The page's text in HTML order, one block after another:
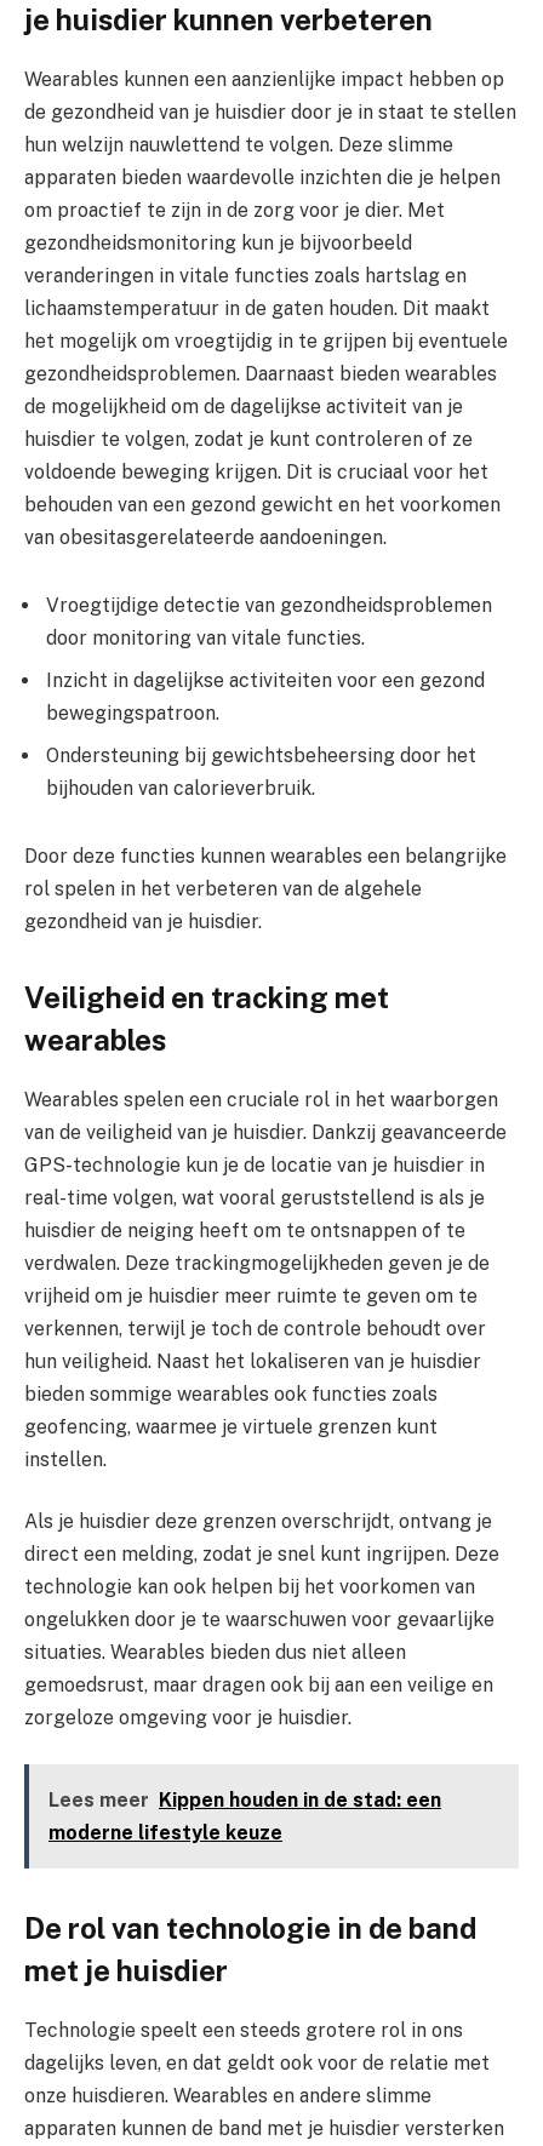
je huisdier kunnen verbeteren
Wearables kunnen een aanzienlijke impact hebben op
de gezondheid van je huisdier door je in staat te stellen
hun welzijn nauwlettend te volgen. Deze slimme
apparaten bieden waardevolle inzichten die je helpen
om proactief te zijn in de zorg voor je dier. Met
gezondheidsmonitoring kun je bijvoorbeeld
veranderingen in vitale functies zoals hartslag en
lichaamstemperatuur in de gaten houden. Dit maakt
het mogelijk om vroegtijdig in te grijpen bij eventuele
gezondheidsproblemen. Daarnaast bieden wearables
de mogelijkheid om de dagelijkse activiteit van je
huisdier te volgen, zodat je kunt controleren of ze
voldoende beweging krijgen. Dit is cruciaal voor het
behouden van een gezond gewicht en het voorkomen
van obesitasgerelateerde aandoeningen.
Vroegtijdige detectie van gezondheidsproblemen
door monitoring van vitale functies.
Inzicht in dagelijkse activiteiten voor een gezond
bewegingspatroon.
Ondersteuning bij gewichtsbeheersing door het
bijhouden van calorieverbruik.
Door deze functies kunnen wearables een belangrijke
rol spelen in het verbeteren van de algehele
gezondheid van je huisdier.
Veiligheid en tracking met
wearables
Wearables spelen een cruciale rol in het waarborgen
van de veiligheid van je huisdier. Dankzij geavanceerde
GPS-technologie kun je de locatie van je huisdier in
real-time volgen, wat vooral geruststellend is als je
huisdier de neiging heeft om te ontsnappen of te
verdwalen. Deze trackingmogelijkheden geven je de
vrijheid om je huisdier meer ruimte te geven om te
verkennen, terwijl je toch de controle behoudt over
hun veiligheid. Naast het lokaliseren van je huisdier
bieden sommige wearables ook functies zoals
geofencing, waarmee je virtuele grenzen kunt
instellen.
Als je huisdier deze grenzen overschrijdt, ontvang je
direct een melding, zodat je snel kunt ingrijpen. Deze
technologie kan ook helpen bij het voorkomen van
ongelukken door je te waarschuwen voor gevaarlijke
situaties. Wearables bieden dus niet alleen
gemoedsrust, maar dragen ook bij aan een veilige en
zorgeloze omgeving voor je huisdier.
Lees meer Kippen houden in de stad: een
moderne lifestyle keuze
De rol van technologie in de band
met je huisdier
Technologie speelt een steeds grotere rol in ons
dagelijks leven, en dat geldt ook voor de relatie met
onze huisdieren. Wearables en andere slimme
apparaten kunnen de band met je huisdier versterken